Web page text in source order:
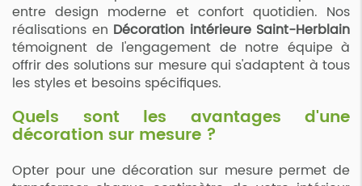
entre design moderne et confort quotidien. Nos
réalisations en Décoration intérieure Saint-Herblain
témoignent de l'engagement de notre équipe à
offrir des solutions sur mesure qui s'adaptent à tous
les styles et besoins spécifiques.
Quels sont les avantages d'une
décoration sur mesure ?
Opter pour une décoration sur mesure permet de